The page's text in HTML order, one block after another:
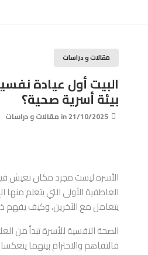
مقالات و دراسات
البيت أول عيادة
بيئة أسرية صحية؟
21/10/2025
in مقالات و دراسات
الأسرة ليست مجرد مكان نعيش
العاطفية الأولى التي يتعلم
يتعامل مع الآخرين، وكيف يفهم
الصحة النفسية للأسرة تبدأ من
فالتفاهم والاحترام بينهما